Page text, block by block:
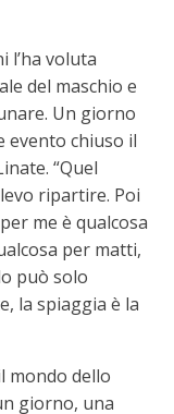
l’ha voluta
del maschio e
Un giorno
evento chiuso il
“Quel
ripartire. Poi
me è qualcosa
per matti,
può solo
la spiaggia è la
mondo dello
giorno, una